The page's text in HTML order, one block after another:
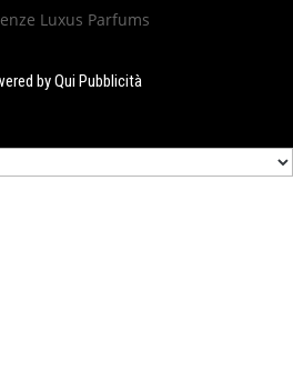
byQui Pubblicità